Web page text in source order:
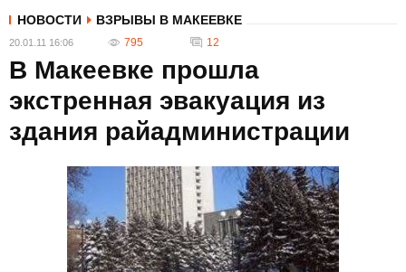
НОВОСТИ ВЗРЫВЫ В МАКЕЕВКЕ
20.01.11 16:06 795 12
В Макеевке прошла
экстренная эвакуация из
здания райадминистрации